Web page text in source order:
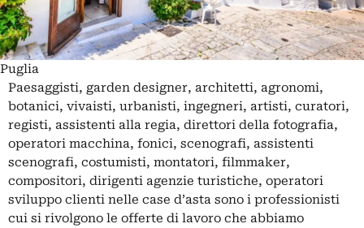
Puglia
Paesaggisti, garden designer, architetti, agronomi,
botanici, vivaisti, urbanisti, ingegneri, artisti, curatori,
registi, assistenti alla regia, direttori della fotografia,
operatori macchina, fonici, scenografi, assistenti
scenografi, costumisti, montatori, filmmaker,
compositori, dirigenti agenzie turistiche, operatori
sviluppo clienti nelle case d’asta sono i professionisti
cui si rivolgono le offerte di lavoro che abbiamo